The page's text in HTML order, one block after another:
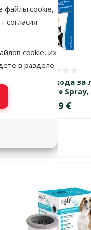
файлы cookie,
согласия
cookie, их
в разделе
для ухода за
TRIXIE Paw Care
Цена
3,99 €